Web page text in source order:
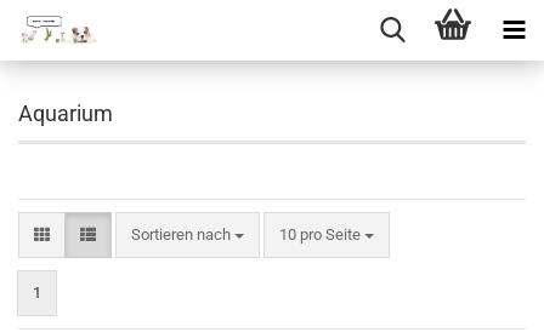
Hauptinhalt
Aquarium
Sortieren nach
Sortieren nach 10 pro Seite
pro Seite
1